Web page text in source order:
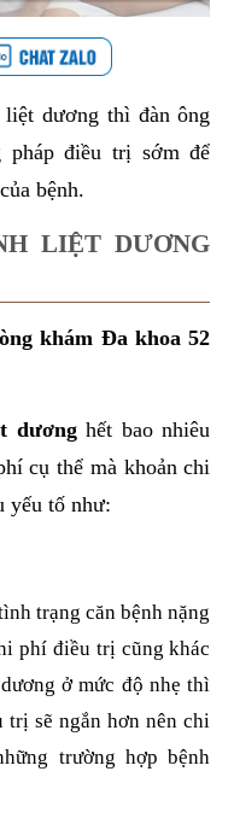
dương thì đàn ông
pháp điều trị sớm để
bệnh.
LIỆT DƯƠNG
khám Đa khoa 52
dươnghết bao nhiêu
cụ thể mà khoản chi
yếu tố như:
trạng căn bệnh nặng
phí điều trị cũng khác
ở mức độ nhẹ thì
sẽ ngắn hơn nên chi
trường hợp bệnh